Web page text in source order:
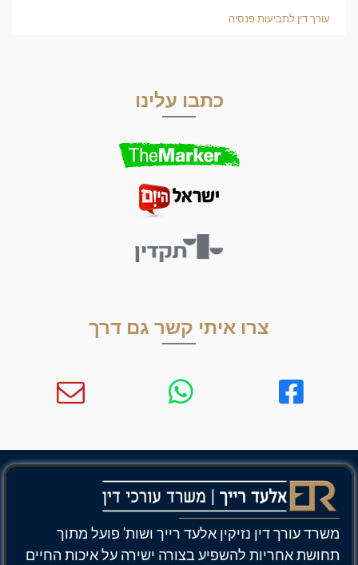
עורך דין לתביעות פנסיה
כתבו עלינו
צרו איתי קשר גם דרך
עורך דין נזיקין אלעד רייך ושות' פועל מתוך
אחריות להשפיע בצורה ישירה על איכות החיים